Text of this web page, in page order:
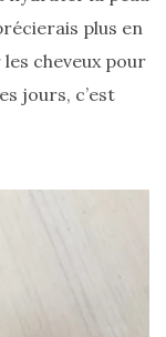
plus en
cheveux pour
jours, c’est